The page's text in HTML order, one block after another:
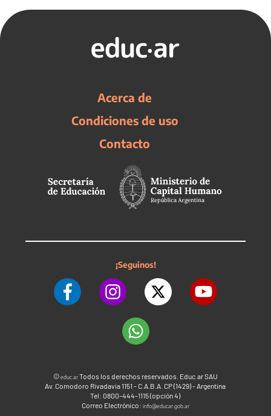
Acerca de
Condiciones de uso
Contacto
¡Seguinos!
©educ.arTodos los derechos reservados. Educ.ar SAU
Av. Comodoro Rivadavia 1151 - C.A.B.A. CP (1429) - Argentina
Tel: 0800-444-1115 (opción 4)
Correo Electrónico: info@educar.gob.ar